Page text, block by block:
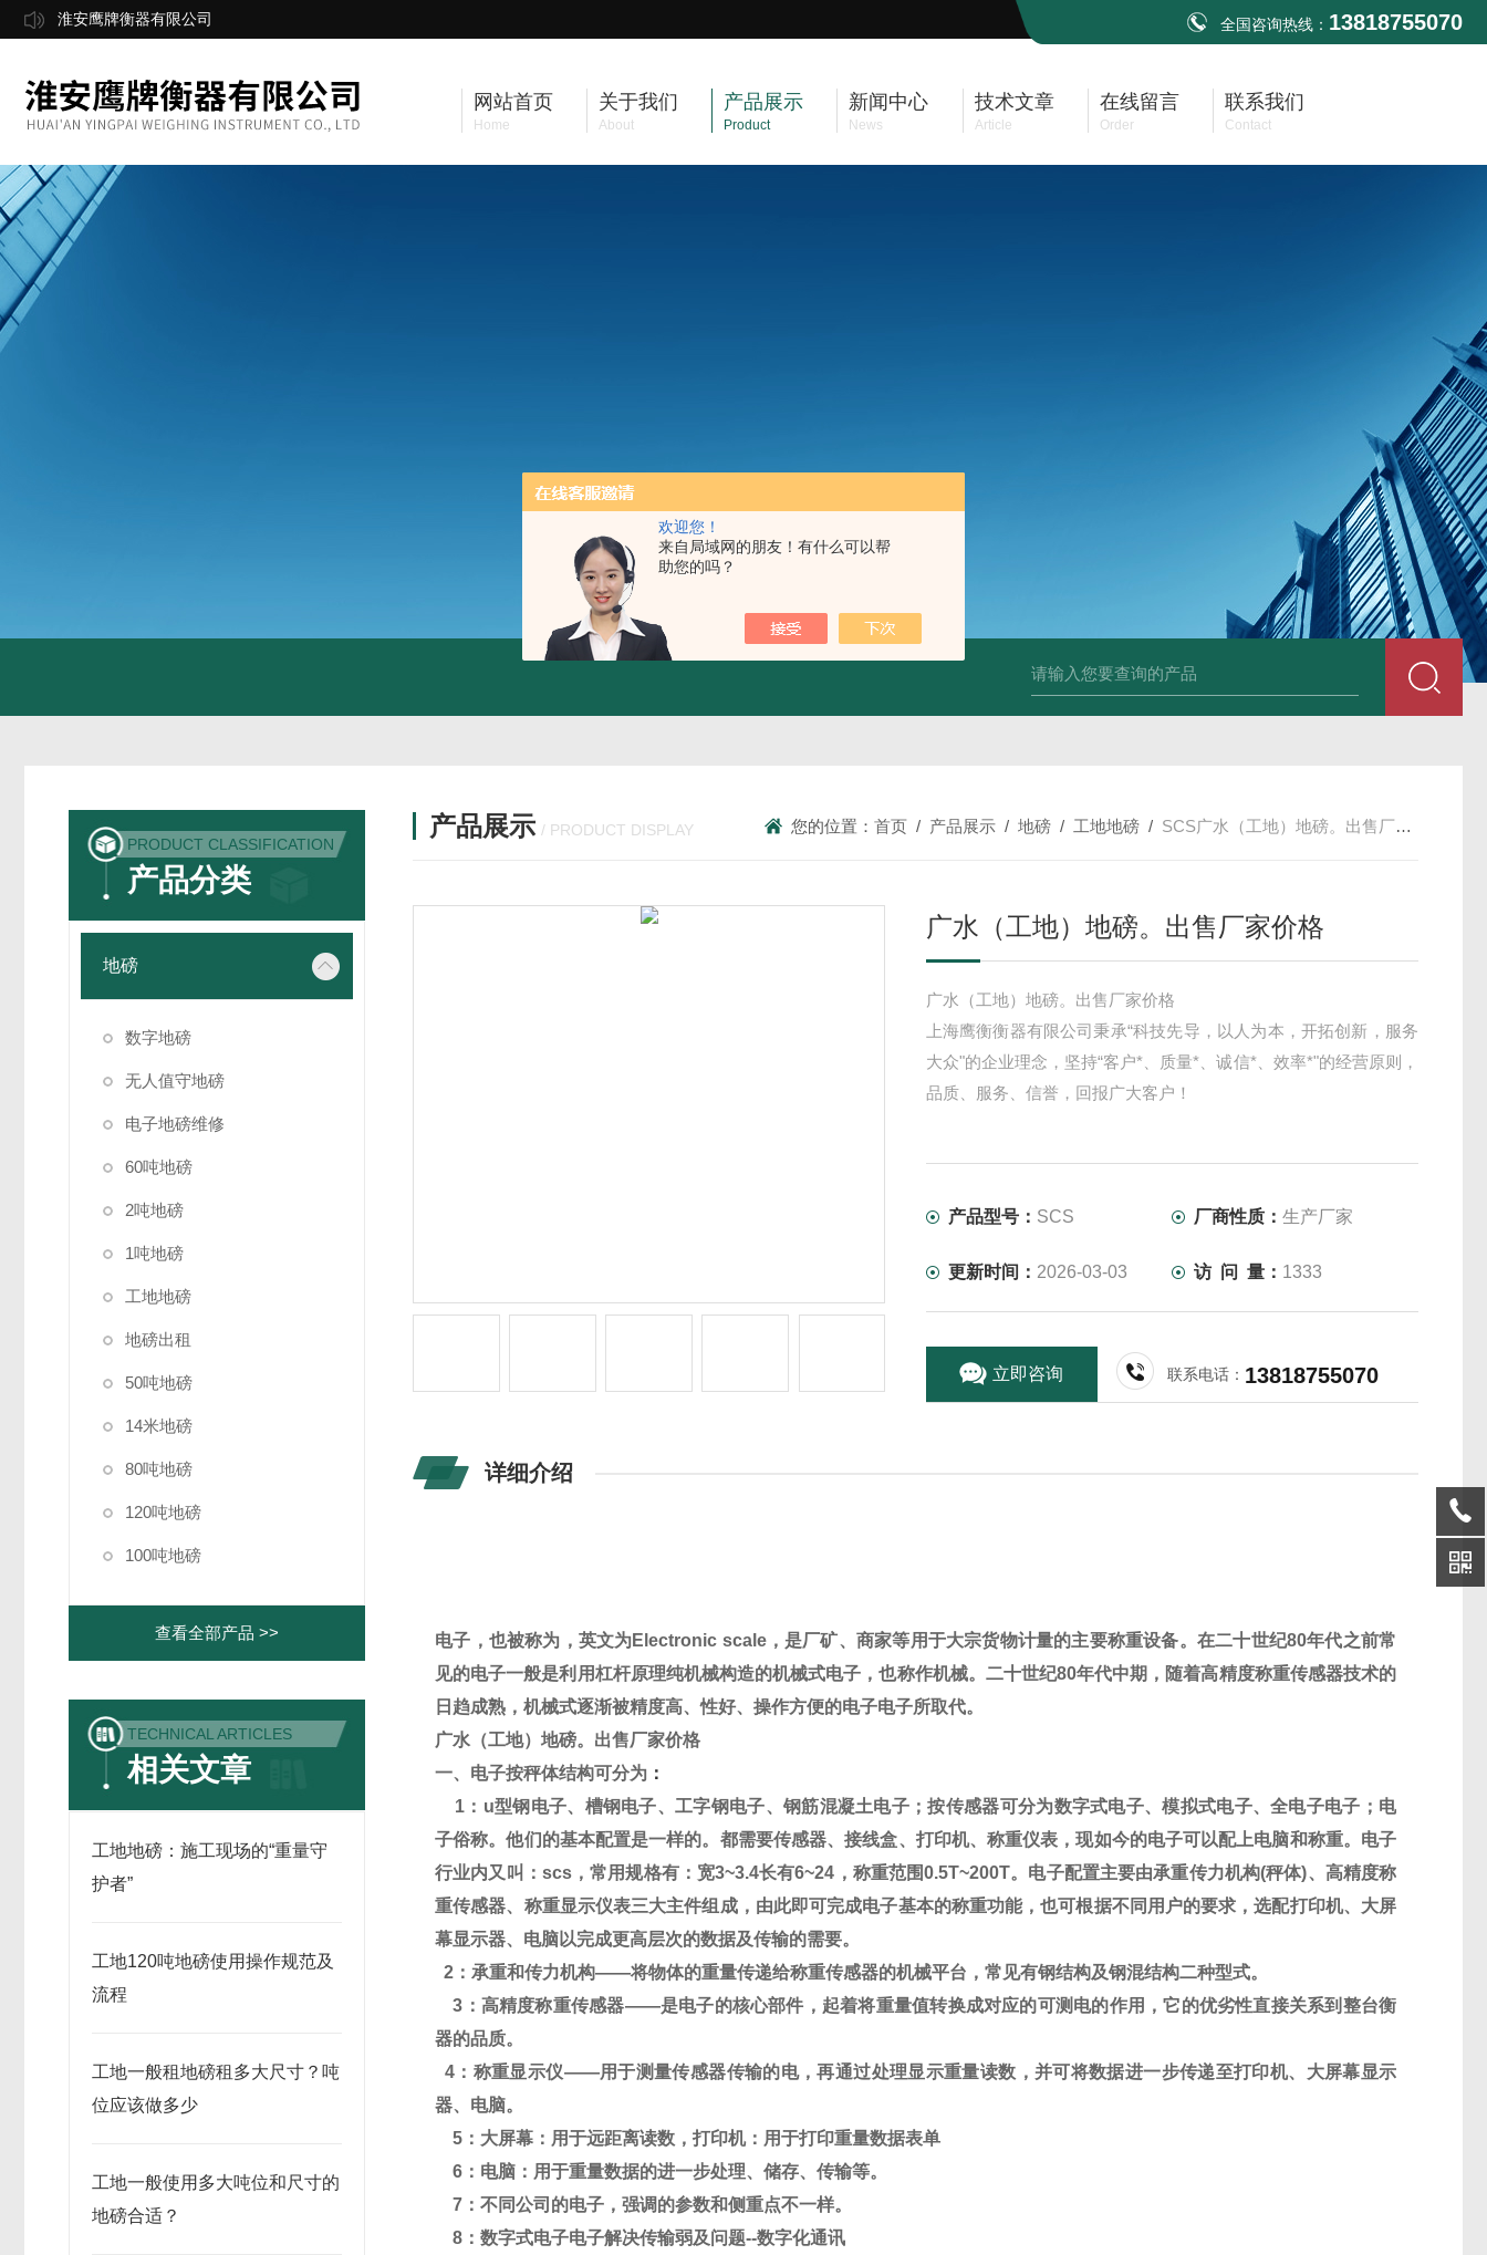
欢迎您！
来自局域网的朋友！有什么可以帮
助您的吗？
淮安鹰牌衡器有限公司 全国咨询热线： 13818755070
网站首页
Home
关于我们
About
产品展示
Product
新闻中心
News
技术文章
Article
在线留言
Order
联系我们
Contact
PRODUCT CLASSIFICATION
产品分类
地磅
数字地磅
无人值守地磅
电子地磅维修
60吨地磅
2吨地磅
1吨地磅
工地地磅
地磅出租
50吨地磅
14米地磅
80吨地磅
120吨地磅
100吨地磅
查看全部产品 >>
TECHNICAL ARTICLES
相关文章
工地地磅：施工现场的“重量守
护者”
工地120吨地磅使用操作规范及
流程
工地一般租地磅租多大尺寸？吨
位应该做多少
工地一般使用多大吨位和尺寸的
地磅合适？
产品展示 / PRODUCT DISPLAY 您的位置：首页 / 产品展示 /地磅 / 工地地磅 / SCS广水（工地）地磅。出售厂家价格
广水（工地）地磅。出售厂家价格
广水（工地）地磅。出售厂家价格
上海鹰衡衡器有限公司秉承“科技先导，以人为本，开拓创新，服务
大众"的企业理念，坚持“客户*、质量*、诚信*、效率*"的经营原则，
品质、服务、信誉，回报广大客户！
产品型号： SCS 厂商性质：生产厂家
更新时间： 2026-03-03 访 问 量： 1333
立即咨询 联系电话： 13818755070
详细介绍
电子， 也被称为，英文为Electronic scale，是厂矿、商家等用于大宗货物计量的主要称重设备。在二十世纪80年代之前常
见的电子一般是利用杠杆原理纯机械构造的机械式电子，也称作机械。二十世纪80年代中期，随着高精度称重传感器技术的
日趋成熟，机械式逐渐被精度高、性好、操作方便的电子电子所取代。
广水（工地）地磅。出售厂家价格
一、电子按秤体结构可分为 ：
1 ： u型钢电子、槽钢电子、工字钢电子、钢筋混凝土电子；按传感器可分为数字式电子、模拟式电子、全电子电子；电
子俗称。他们的基本配置是一样的。都需要传感器、接线盒、打印机、称重仪表，现如今的电子可以配上电脑和称重。电子
行业内又叫： scs，常用规格有：宽3~3.4长有6~24 ，称重范围0.5T~200T。电子配置主要由承重传力机构(秤体)、高精度称
重传感器、称重显示仪表三大主件组成，由此即可完成电子基本的称重功能，也可根据不同用户的要求，选配打印机、大屏
幕显示器、电脑以完成更高层次的数据及传输的需要。
2 ：承重和传力机构——将物体的重量传递给称重传感器的机械平台，常见有钢结构及钢混结构二种型式。
3 ：高精度称重传感器——是电子的核心部件，起着将重量值转换成对应的可测电的作用，它的优劣性直接关系到整台衡
器的品质。
4：称重显示仪——用于测量传感器传输的电，再通过处理显示重量读数，并可将数据进一步传递至打印机、大屏幕显示
器、电脑。
5 ：大屏幕：用于远距离读数，打印机：用于打印重量数据表单
6 ：电脑：用于重量数据的进一步处理、储存、传输等。
7 ：不同公司的电子，强调的参数和侧重点不一样。
8 ：数字式电子电子解决传输弱及问题--数字化通讯